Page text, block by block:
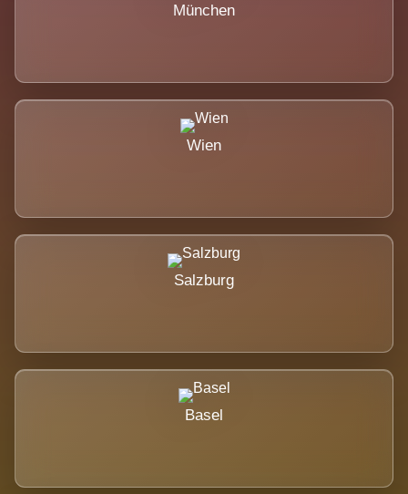
München
Wien
Salzburg
Basel